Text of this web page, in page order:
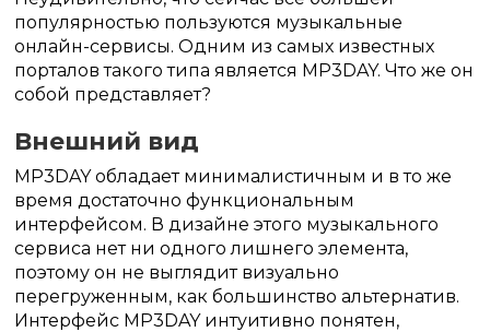
популярностью пользуются музыкальные
онлайн-сервисы. Одним из самых известных
порталов такого типа является MP3DAY. Что же он
собой представляет?
Внешний вид
MP3DAY обладает минималистичным и в то же
время достаточно функциональным
интерфейсом. В дизайне этого музыкального
сервиса нет ни одного лишнего элемента,
поэтому он не выглядит визуально
перегруженным, как большинство альтернатив.
Интерфейс MP3DAY интуитивно понятен,